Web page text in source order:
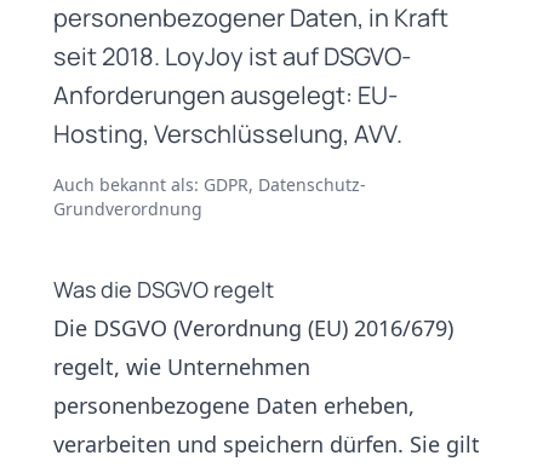
personenbezogener Daten, in Kraft
seit 2018. LoyJoy ist auf DSGVO-
Anforderungen ausgelegt: EU-
Hosting, Verschlüsselung, AVV.
Auch bekannt als: GDPR, Datenschutz-
Grundverordnung
Was die DSGVO regelt
Die DSGVO (Verordnung (EU) 2016/679)
regelt, wie Unternehmen
personenbezogene Daten erheben,
verarbeiten und speichern dürfen. Sie gilt